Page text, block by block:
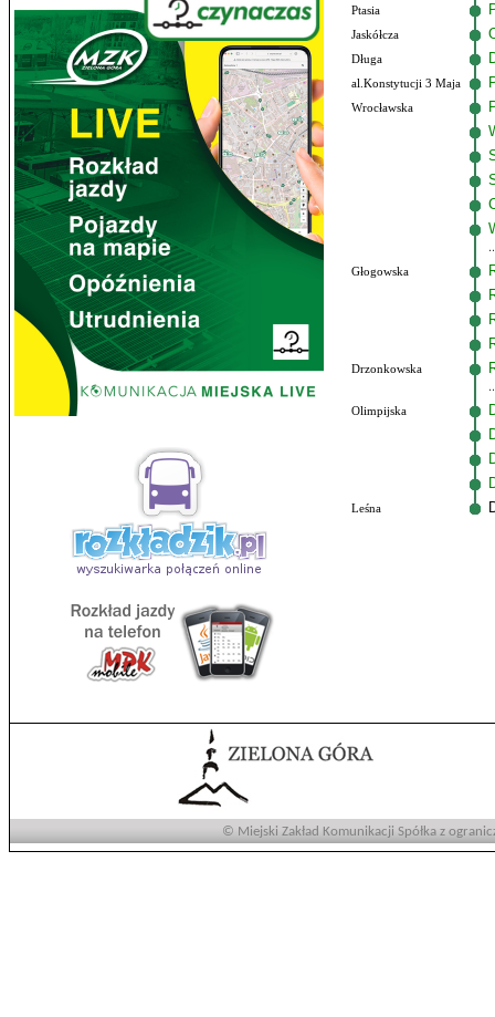
Ptasia
Jaskółcza
Długa
al.Konstytucji 3 Maja
Wrocławska
Głogowska
Drzonkowska
Olimpijska
Leśna
© Miejski Zakład Komunikacji Spółka z